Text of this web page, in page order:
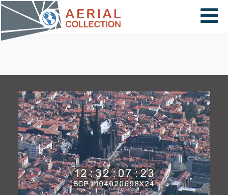
×
PAYS
CARTE
COLLECTIONS